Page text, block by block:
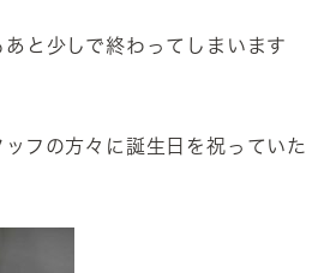
あと少しで終わってしまいます
フの方々に誕生日を祝っていた